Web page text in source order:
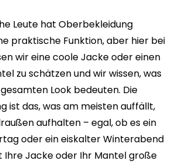
Leute hat Oberbekleidung
praktische Funktion, aber hier bei
wir eine coole Jacke oder einen
zu schätzen und wir wissen, was
Look bedeuten. Die
ist das, was am meisten auffällt,
aufhalten – egal, ob es ein
oder ein eiskalter Winterabend
Ihre Jacke oder Ihr Mantel große